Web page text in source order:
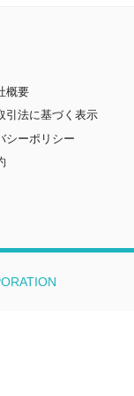
概要
引法に基づく表示
シーポリシー